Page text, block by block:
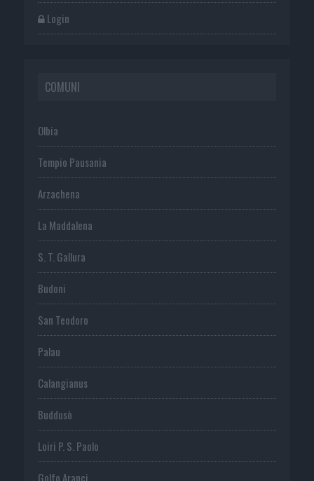
Login
COMUNI
Olbia
Tempio Pausania
Arzachena
La Maddalena
S. T. Gallura
Budoni
San Teodoro
Palau
Calangianus
Buddusò
Loiri P. S. Paolo
Golfo Aranci